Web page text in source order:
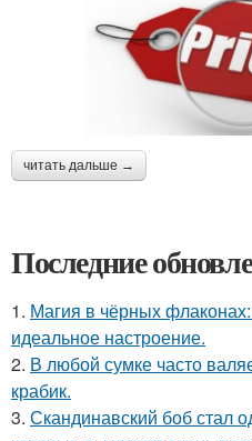
читать дальше →
Последние
1. Магия в чёрных
идеальное настроение.
2. В любой сумке часто
крабик.
3. Скандинавский боб стал